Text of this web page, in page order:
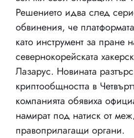
Решението идва след
обвинения, че
като инструмент за пране
севернокорейската
Лазарус. Новината
криптообщността в
компанията обявиха
намират под натиск от
правоприлагащи органи.